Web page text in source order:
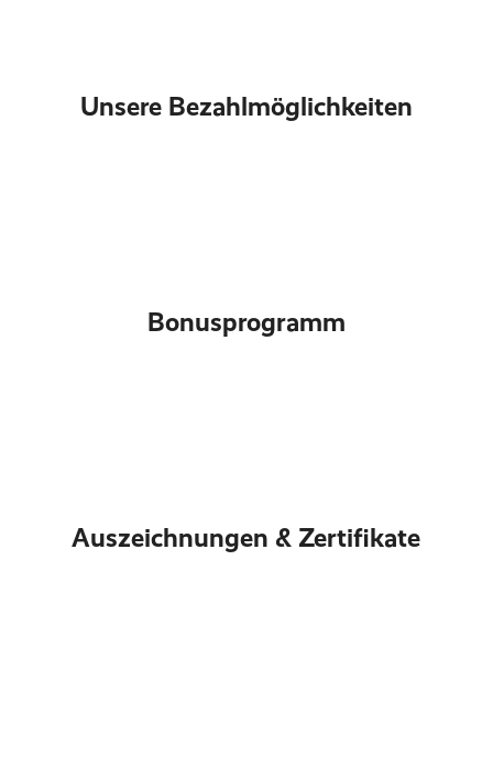
Unsere Bezahlmöglichkeiten
Bonusprogramm
Auszeichnungen & Zertifikate